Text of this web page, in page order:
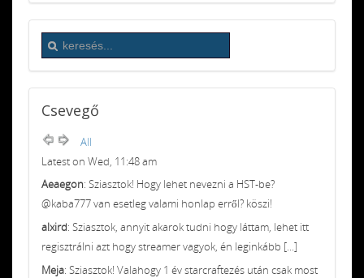
Csevegő
All
Latest on Wed, 11:48 am
Aeaegon: Sziasztok! Hogy lehet nevezni a HST-be?
@kaba777 van esetleg valami honlap erről? köszi!
alxird: Sziasztok, annyit akarok tudni hogy láttam, lehet itt
regisztrálni azt hogy streamer vagyok, én leginkább [...]
Meja: Sziasztok! Valahogy 1 év starcraftezés után csak most